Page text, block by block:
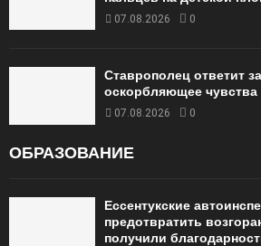
07.08.2026 0
Ставрополец ответит
оскорбляющее
07.08.2026 0
ОБРАЗОВАНИЕ
Ессентукские
предотвратить
получили